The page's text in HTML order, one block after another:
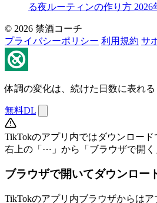
る夜ルーティンの作り方 2026
© 2026 禁酒コーチ
プライバシーポリシー 利用規約 サ
体調の変化は、続けた日数に表れる
無料DL
TikTokのアプリ内ではダウンロード
右上の「⋯」から「ブラウザで開
ブラウザで開いてダウンロー
TikTokのアプリ内ブラウザからは